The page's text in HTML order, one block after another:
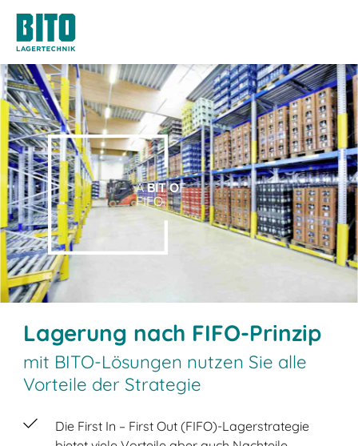
ABIT OF
FIFO.
Lagerung nach FIFO-Prinzip
mit BITO-Lösungen nutzen Sie alle
Vorteile der Strategie
Die First In – First Out (FIFO)-Lagerstrategie